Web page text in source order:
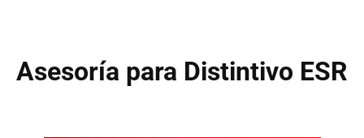
Asesoría para Distintivo ESR